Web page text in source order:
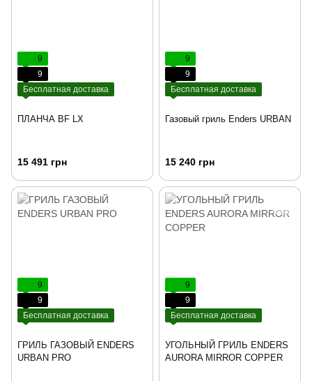
9
9
Бесплатная доставка
ПЛАНЧА BF LX
15 491 грн
9
9
Бесплатная доставка
Газовый гриль Enders URBAN
15 240 грн
9
9
Бесплатная доставка
ГРИЛЬ ГАЗОВЫЙ ENDERS
URBAN PRO
9
9
Бесплатная доставка
УГОЛЬНЫЙ ГРИЛЬ ENDERS
AURORA MIRROR COPPER